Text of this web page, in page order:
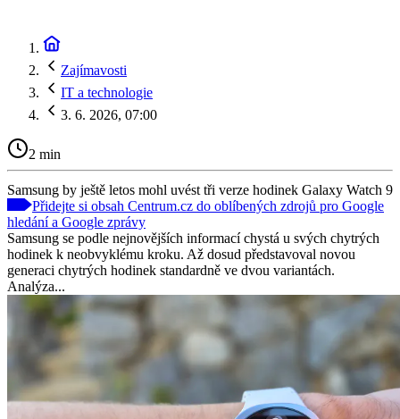
Zajímavosti
IT a technologie
3. 6. 2026, 07:00
2 min
Samsung by ještě letos mohl uvést tři verze hodinek Galaxy Watch 9
Přidejte si obsah Centrum.cz do oblíbených zdrojů pro Google
hledání a Google zprávy
Samsung se podle nejnovějších informací chystá u svých chytrých
hodinek k neobvyklému kroku. Až dosud představoval novou
generaci chytrých hodinek standardně ve dvou variantách.
Analýza...